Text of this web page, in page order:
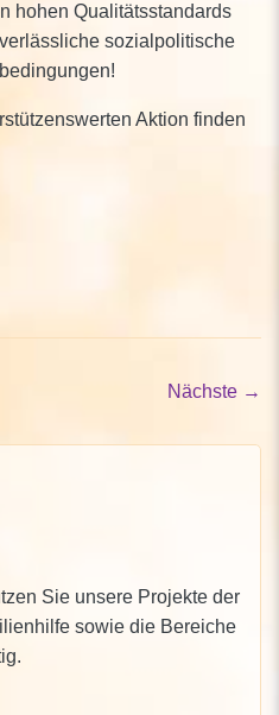
hohen Qualitätsstandards
sozialpolitische
Aktion finden
Nächste →
Sie unsere Projekte der
sowie die Bereiche